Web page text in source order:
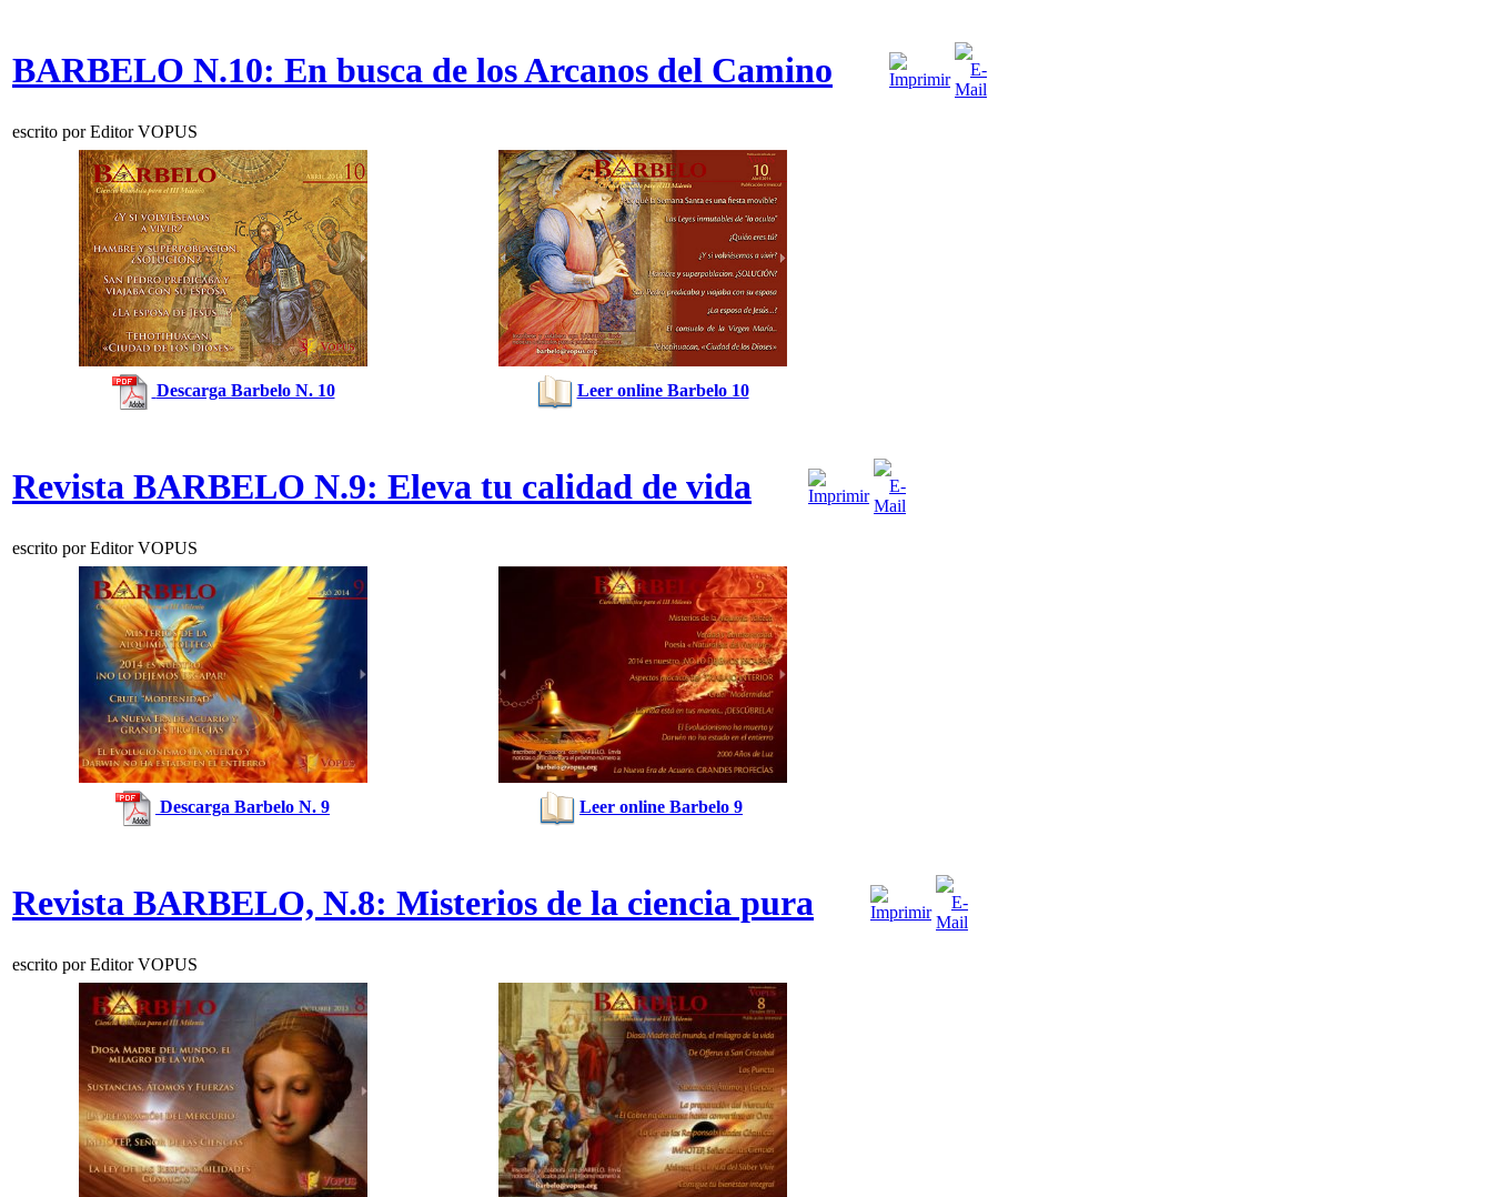
BARBELO N.10: En busca de los Arcanos del Camino
escrito por Editor VOPUS
Descarga Barbelo N. 10 Leer online Barbelo 10
Revista BARBELO N.9: Eleva tu calidad de vida
escrito por Editor VOPUS
Descarga Barbelo N. 9 Leer online Barbelo 9
Revista BARBELO, N.8: Misterios de la ciencia pura
escrito por Editor VOPUS